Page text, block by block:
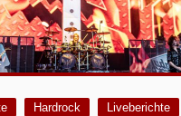
Hardrock Liveberichte